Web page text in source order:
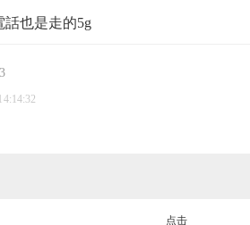
話也是走的5g
点击